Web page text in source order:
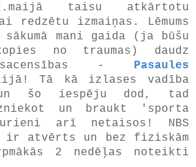
taisu atkārtotu
redzētu izmaiņas. Lēmums
mani gaida (ja būšu
no traumas) daudz
sacensības - Pasaules
Tā kā izlases vadība
šo iespēju dod, tad
un braukt 'sporta
arī netaisos! NBS
ir atvērts un bez fiziskām
2 nedēļas noteikti